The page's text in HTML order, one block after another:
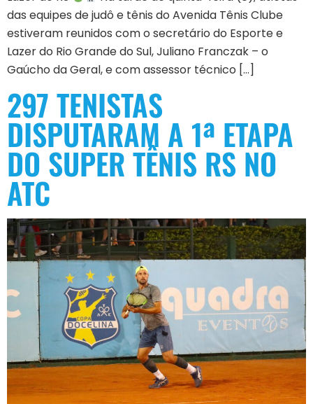
das equipes de judô e tênis do Avenida Tênis Clube
estiveram reunidos com o secretário do Esporte e
Lazer do Rio Grande do Sul, Juliano Franczak – o
Gaúcho da Geral, e com assessor técnico […]
297 TENISTAS
DISPUTARAM A 1ª ETAPA
DO SUPER TÊNIS RS NO
ATC